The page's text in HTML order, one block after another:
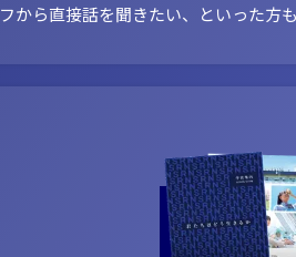
フから直接話を聞きたい、といった方